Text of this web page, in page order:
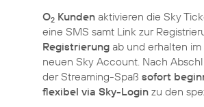
O2 Kunden aktivieren die Sky
eine SMS samt Link zur
Registrierung ab und erhalten
neuen Sky Account. Nach
der Streaming-Spaß sofort
flexibel via Sky-Login zu den